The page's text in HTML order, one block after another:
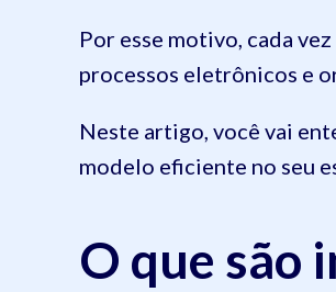
Por esse motivo, cada
processos eletrônicos e
Neste artigo, você vai
modelo eficiente no seu
O que são